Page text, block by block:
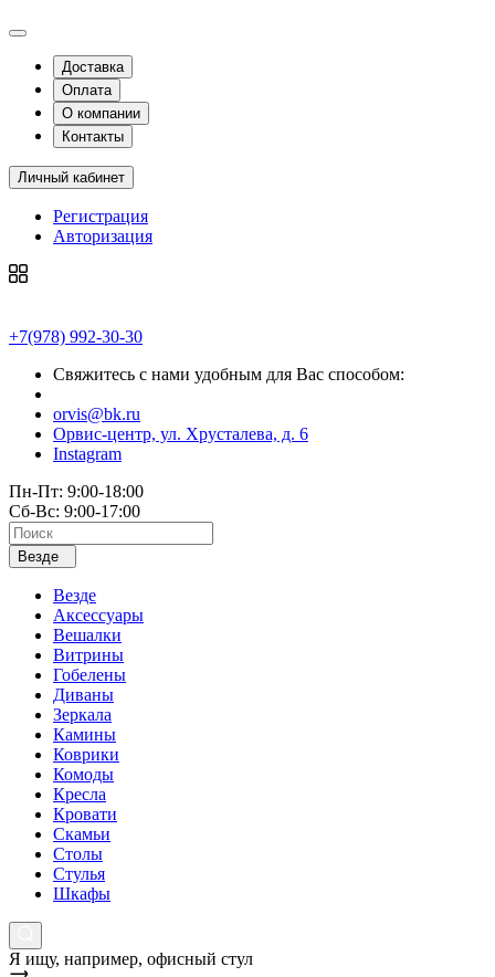
Доставка
Оплата
О компании
Контакты
Личный кабинет
Регистрация
Авторизация
+7(978) 992-30-30
Свяжитесь с нами удобным для Вас способом:
orvis@bk.ru
Орвис-центр, ул. Хрусталева, д. 6
Instagram
Пн-Пт: 9:00-18:00
Сб-Вс: 9:00-17:00
Везде
Везде
Аксессуары
Вешалки
Витрины
Гобелены
Диваны
Зеркала
Камины
Коврики
Комоды
Кресла
Кровати
Скамьи
Столы
Стулья
Шкафы
Я ищу, например, офисный стул